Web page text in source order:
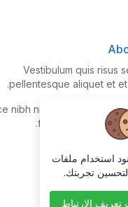
Vestibulum quis risus
pellentesque aliquet et et
nibh nisl, gravida nec
feugiat
استخدام ملفات
تجربتك.
الارتباط